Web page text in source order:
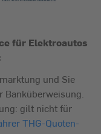
für Elektroautos
und Sie
Banküberweisung.
gilt nicht für
THG-Quoten-